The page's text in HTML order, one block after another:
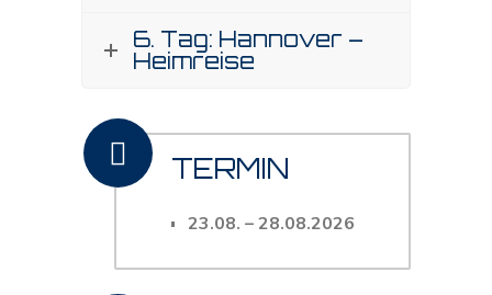
6. Tag: Hannover –
Heimreise
TERMIN
23.08. –28.08.2026